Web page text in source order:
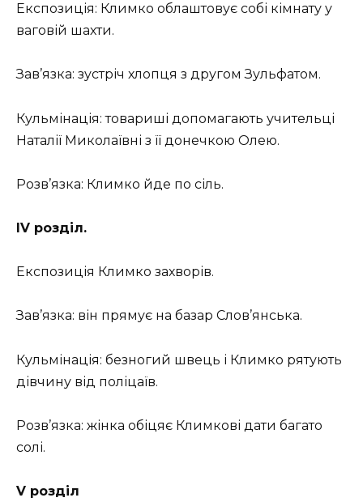
Експозиція: Климко облаштовує собі кімнату у
ваговій шахти.
Зав’язка: зустріч хлопця з другом Зульфатом.
Кульмінація: товариші допомагають учительці
Наталії Миколаївні з її донечкою Олею.
Розв’язка: Климко йде по сіль.
ІV розділ.
Експозиція Климко захворів.
Зав’язка: він прямує на базар Слов’янська.
Кульмінація: безногий швець і Климко рятують
дівчину від поліцаїв.
Розв’язка: жінка обіцяє Климкові дати багато
солі.
V розділ